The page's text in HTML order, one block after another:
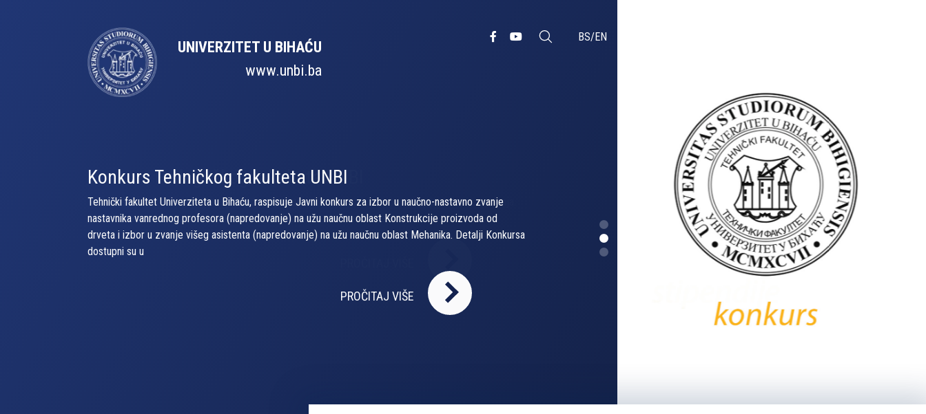
UNIVERZITET U BIHAĆU
www.unbi.ba
BS/EN
PROČITAJ VIŠE
Konkurs Pedagoškog fakulteta UNBI
Pedagoški fakultet Univerziteta u Bihaću objavljuje Javni konkurs za izbor u naučno-nastavna zvanja.
Detalji Konkursa dostupni su u odvojenom pdf-dokumentu.